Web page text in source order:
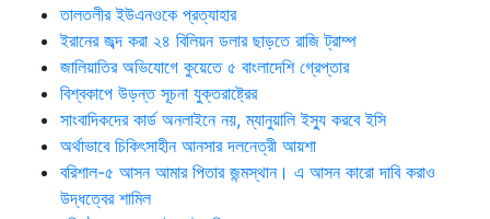
তালতলীর ইউএনওকে প্রত্যাহার
ইরানের জব্দ করা ২৪ বিলিয়ন ডলার ছাড়তে রাজি ট্রাম্প
জালিয়াতির অভিযোগে কুয়েতে ৫ বাংলাদেশি গ্রেপ্তার
বিশ্বকাপে উড়ন্ত সূচনা যুক্তরাষ্ট্রের
সাংবাদিকদের কার্ড অনলাইনে নয়, ম্যানুয়ালি ইস্যু করবে ইসি
অর্থাভাবে চিকিৎসাহীন আনসার দলনেত্রী আয়শা
বরিশাল-৫ আসন আমার পিতার জন্মস্থান। এ আসন কারো দাবি করাও
উদ্ধত্বের শামিল